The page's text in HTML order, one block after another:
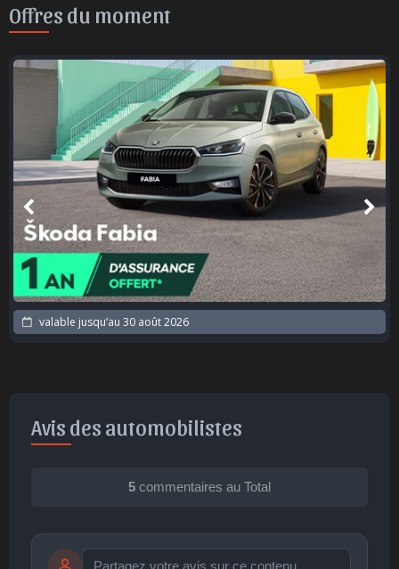
Offres du moment
valable jusqu’au 30 août 2026
Avis des automobilistes
5 commentaires au Total